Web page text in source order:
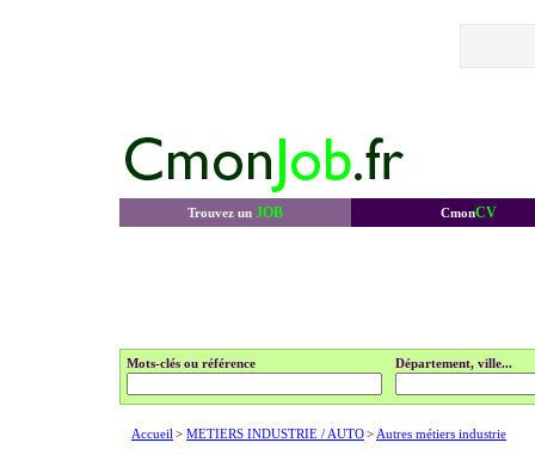
Trouvez un JOB CmonCV
Mots-clés ou référence Département, ville...
Accueil > METIERS INDUSTRIE / AUTO> Autres métiers industrie